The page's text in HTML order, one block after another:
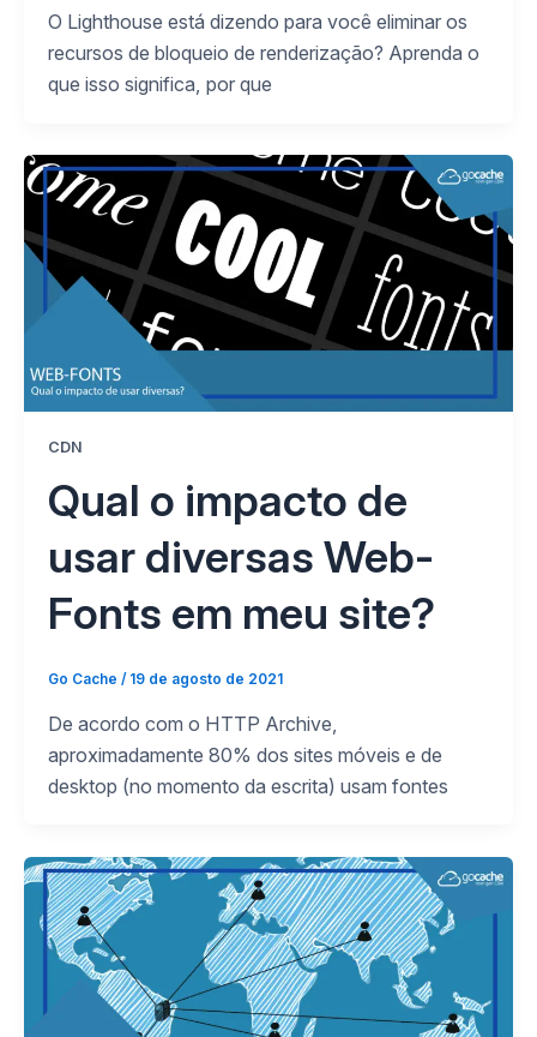
O Lighthouse está dizendo para você eliminar os
recursos de bloqueio de renderização? Aprenda o
que isso significa, por que
CDN
Qual o impacto de
usar diversas Web-
Fonts em meu site?
Go Cache / 19 de agosto de 2021
De acordo com o HTTP Archive,
aproximadamente 80% dos sites móveis e de
desktop (no momento da escrita) usam fontes